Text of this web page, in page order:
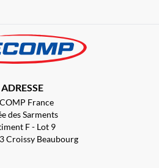
ADRESSE
France
des Sarments
F - Lot 9
Croissy Beaubourg